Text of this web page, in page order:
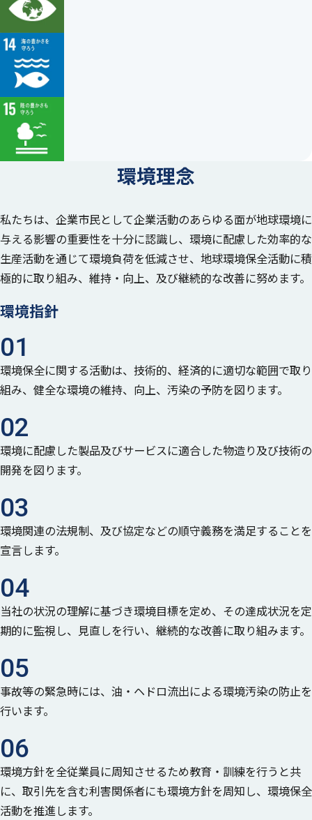
環境理念
私たちは、企業市民として企業活動のあらゆる面が地球環境に
与える影響の重要性を十分に認識し、 環境に配慮した効率的な
生産活動を通じて環境負荷を低減させ、地球環境保全活動に積
極的に取り組み、維持・向上、及び継続的な改善に努めます。
環境指針
01
環境保全に関する活動は、技術的、経済的に適切な範囲で取り
組み、健全な環境の維持、向上、汚染の予防を図ります。
02
環境に配慮した製品及びサービスに適合した物造り及び技術の
開発を図ります。
03
環境関連の法規制、及び協定などの順守義務を満足することを
宣言します。
04
当社の状況の理解に基づき環境目標を定め、その達成状況を定
期的に監視し、見直しを行い、継続的な改善に取り組みます。
05
事故等の緊急時には、油・ヘドロ流出による環境汚染の防止を
行います。
06
環境方針を全従業員に周知させるため教育・訓練を行うと共
に、取引先を含む利害関係者にも環境方針を周知し、環境保全
活動を推進します。